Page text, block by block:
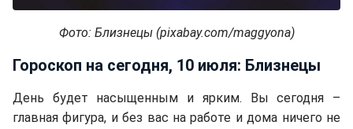
Фото: Близнецы (pixabay.com/maggyona)
Гороскоп на сегодня, 10 июля: Близнецы
День будет насыщенным и ярким. Вы сегодня –
главная фигура, и без вас на работе и дома ничего не